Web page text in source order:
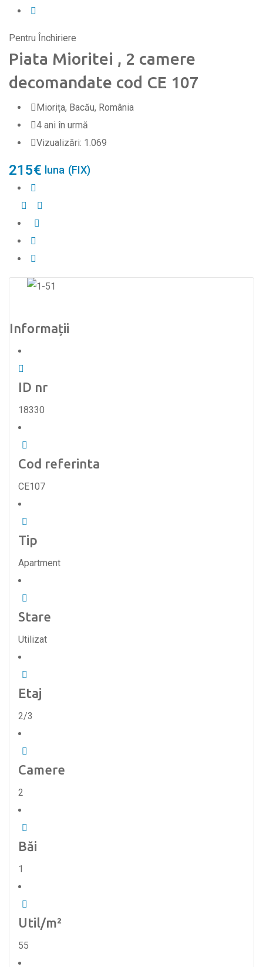
Pentru Închiriere
Piata Mioritei , 2 camere
decomandate cod CE 107
Miorița, Bacău, România
4 ani în urmă
Vizualizări: 1.069
215€ luna (FIX)
Informații
ID nr
18330
Cod referinta
CE107
Tip
Apartment
Stare
Utilizat
Etaj
2/3
Camere
2
Băi
1
Util/m²
55